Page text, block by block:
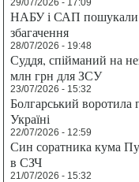
29/07/2026 - 17:09
НАБУ і САП пошукали
збагачення
28/07/2026 - 19:48
Суддя, спійманий на
млн грн для ЗСУ
23/07/2026 - 15:32
Болгарський воротила
Україні
22/07/2026 - 12:59
Син соратника кума
в СЗЧ
21/07/2026 - 15:32